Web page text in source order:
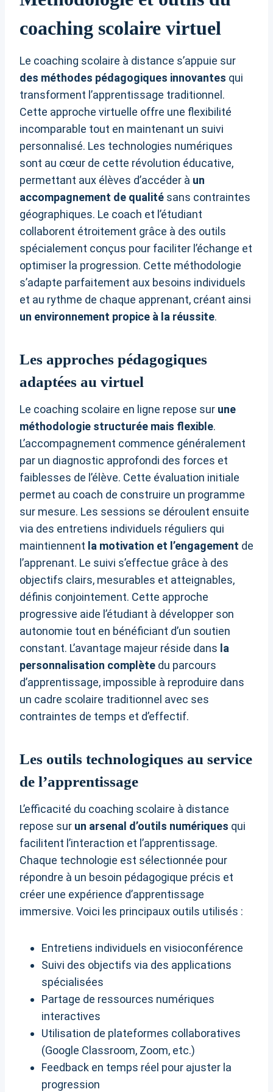
coaching scolaire virtuel
Le coaching scolaire à distance s’appuie sur
des méthodes pédagogiques innovantes qui
transforment l’apprentissage traditionnel.
Cette approche virtuelle offre une flexibilité
incomparable tout en maintenant un suivi
personnalisé. Les technologies numériques
sont au cœur de cette révolution éducative,
permettant aux élèves d’accéder à un
accompagnement de qualité sans contraintes
géographiques. Le coach et l’étudiant
collaborent étroitement grâce à des outils
spécialement conçus pour faciliter l’échange et
optimiser la progression. Cette méthodologie
s’adapte parfaitement aux besoins individuels
et au rythme de chaque apprenant, créant ainsi
un environnement propice à la réussite.
Les approches pédagogiques
adaptées au virtuel
Le coaching scolaire en ligne repose sur une
méthodologie structurée mais flexible.
L’accompagnement commence généralement
par un diagnostic approfondi des forces et
faiblesses de l’élève. Cette évaluation initiale
permet au coach de construire un programme
sur mesure. Les sessions se déroulent ensuite
via des entretiens individuels réguliers qui
maintiennent la motivation et l’engagement de
l’apprenant. Le suivi s’effectue grâce à des
objectifs clairs, mesurables et atteignables,
définis conjointement. Cette approche
progressive aide l’étudiant à développer son
autonomie tout en bénéficiant d’un soutien
constant. L’avantage majeur réside dans la
personnalisation complète du parcours
d’apprentissage, impossible à reproduire dans
un cadre scolaire traditionnel avec ses
contraintes de temps et d’effectif.
Les outils technologiques au service
de l’apprentissage
L’efficacité du coaching scolaire à distance
repose sur un arsenal d’outils numériques qui
facilitent l’interaction et l’apprentissage.
Chaque technologie est sélectionnée pour
répondre à un besoin pédagogique précis et
créer une expérience d’apprentissage
immersive. Voici les principaux outils utilisés :
Entretiens individuels en visioconférence
Suivi des objectifs via des applications
spécialisées
Partage de ressources numériques
interactives
Utilisation de plateformes collaboratives
(Google Classroom, Zoom, etc.)
Feedback en temps réel pour ajuster la
progression